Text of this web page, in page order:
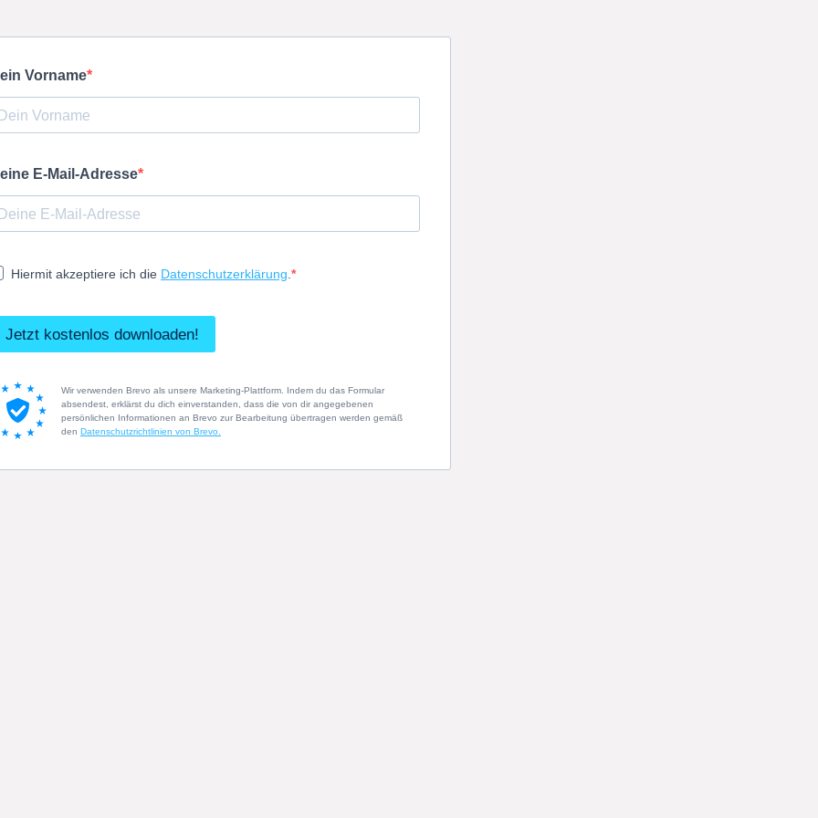
Vorname
E-Mail-Adresse
Hiermit akzeptiere ich die Datenschutzerklärung
Jetzt kostenlos downloaden!
Wir verwenden Brevo als unsere Marketing-Plattform. Indem du das Formular
absendest, erklärst du dich einverstanden, dass die von dir angegebenen
persönlichen Informationen an Brevo zur Bearbeitung übertragen werden gemäß
den Datenschutzrichtlinien von Brevo.